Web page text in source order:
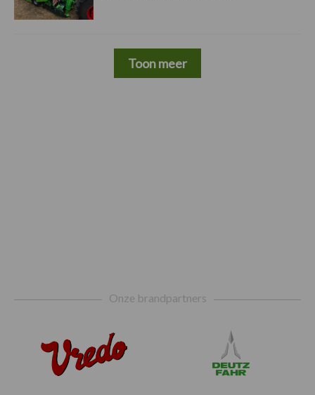
Toon meer
Onze brandpartners